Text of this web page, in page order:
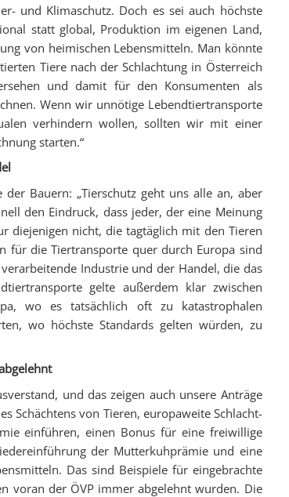
und Klimaschutz. Doch es sei auch höchste
statt global, Produktion im eigenen Land,
von heimischen Lebensmitteln. Man könnte
Tiere nach der Schlachtung in Österreich
und damit für den Konsumenten als
Wenn wir unnötige Lebendtiertransporte
verhindern wollen, sollten wir mit einer
starten.“
Bauern: „Tierschutz geht uns alle an, aber
den Eindruck, dass jeder, der eine Meinung
diejenigen nicht, die tagtäglich mit den Tieren
für die Tiertransporte quer durch Europa sind
Industrie und der Handel, die das
gelte außerdem klar zwischen
wo es tatsächlich oft zu katastrophalen
wo höchste Standards gelten würden, zu
und das zeigen auch unsere Anträge
Schächtens von Tieren, europaweite Schlacht-
einführen, einen Bonus für eine freiwillige
der Mutterkuhprämie und eine
Das sind Beispiele für eingebrachte
voran der ÖVP immer abgelehnt wurden. Die